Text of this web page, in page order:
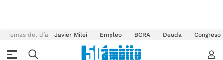
Temas del día Javier Milei Empleo BCRA Deuda Congreso